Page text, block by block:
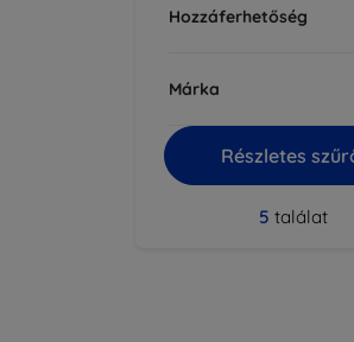
Hozzáferhetőség
Márka
Részletes
5 találat